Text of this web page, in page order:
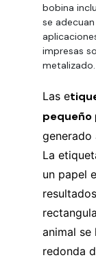
bobina
se
impresas
metalizado.
Las e
generado
La
un papel
animal
redonda